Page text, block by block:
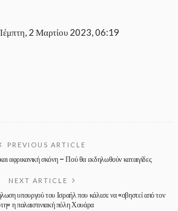
2 Μαρτίου 2023, 06:19
PREVIOUS ARTICLE
αφρικανική σκόνη – Πού θα εκδηλωθούν καταιγίδες
NEXT ARTICLE
υπουργού του Ισραήλ που κάλεσε να «σβηστεί από τον
η παλαιστινιακή πόλη Χουάρα